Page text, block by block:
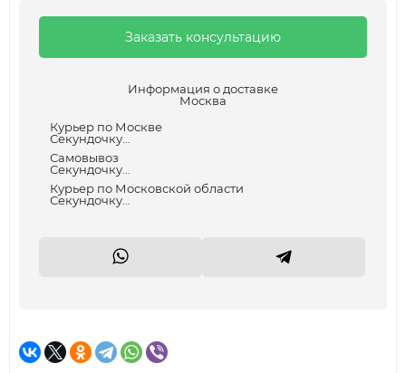
Заказать консультацию
Информация о доставке
Москва
Курьер по Москве
Секундочку...
Самовывоз
Секундочку...
Курьер по Московской области
Секундочку...